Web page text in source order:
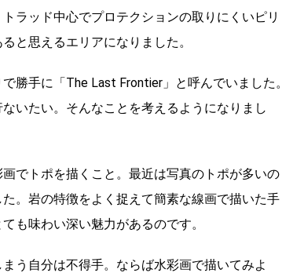
ラッド中心でプロテクションの取りにくいピリ
と思えるエリアになりました。
勝手に「The Last Frontier」と呼んでいました
いたい。そんなことを考えるようになりまし
でトポを描くこと。最近は写真のトポが多いの
。岩の特徴をよく捉えて簡素な線画で描いた手
も味わい深い魅力があるのです。
う自分は不得手。ならば水彩画で描いてみよ